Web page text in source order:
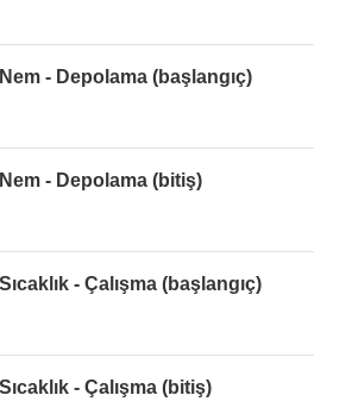
- Depolama (başlangıç)
- Depolama (bitiş)
- Çalışma (başlangıç)
- Çalışma (bitiş)